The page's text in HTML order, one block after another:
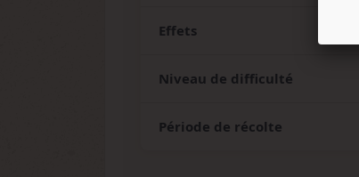
Effets
Niveau de difficulté
Période de récolte